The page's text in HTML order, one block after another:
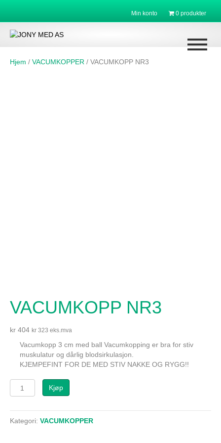
Min konto 0 produkter
Hjem / VACUMKOPPER / VACUMKOPP NR3
VACUMKOPP NR3
kr 404 kr 323 eks.mva
Vacumkopp 3 cm med ball Vacumkopping er bra for stiv
muskulatur og dårlig blodsirkulasjon.
KJEMPEFINT FOR DE MED STIV NAKKE OG RYGG!!
VACUMKOPP
NR3
Kjøp
Kategori: VACUMKOPPER